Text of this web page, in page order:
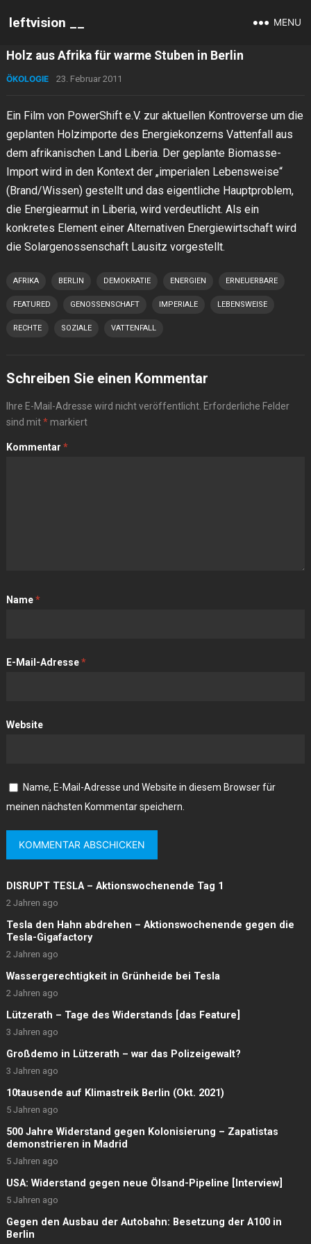
leftvision __ MENU
Holz aus Afrika für warme Stuben in Berlin
ÖKOLOGIE 23. Februar 2011
Ein Film von PowerShift e.V. zur aktuellen Kontroverse um die
geplanten Holzimporte des Energiekonzerns Vattenfall aus
dem afrikanischen Land Liberia. Der geplante Biomasse-
Import wird in den Kontext der „imperialen Lebensweise“
(Brand/Wissen) gestellt und das eigentliche Hauptproblem,
die Energiearmut in Liberia, wird verdeutlicht. Als ein
konkretes Element einer Alternativen Energiewirtschaft wird
die Solargenossenschaft Lausitz vorgestellt.
AFRIKA BERLIN DEMOKRATIE ENERGIEN ERNEUERBARE
FEATURED GENOSSENSCHAFT IMPERIALE LEBENSWEISE
RECHTE SOZIALE VATTENFALL
Schreiben Sie einen Kommentar
Ihre E-Mail-Adresse wird nicht veröffentlicht. Erforderliche Felder
sind mit*markiert
Kommentar *
Name*
E-Mail-Adresse*
Website
Name, E-Mail-Adresse und Website in diesem Browser für
meinen nächsten Kommentar speichern.
DISRUPT TESLA – Aktionswochenende Tag 1
2 Jahren ago
Tesla den Hahn abdrehen – Aktionswochenende gegen die
Tesla-Gigafactory
2 Jahren ago
Wassergerechtigkeit in Grünheide bei Tesla
2 Jahren ago
Lützerath – Tage des Widerstands [das Feature]
3 Jahren ago
Großdemo in Lützerath – war das Polizeigewalt?
3 Jahren ago
10tausende auf Klimastreik Berlin (Okt. 2021)
5 Jahren ago
500 Jahre Widerstand gegen Kolonisierung – Zapatistas
demonstrieren in Madrid
5 Jahren ago
USA: Widerstand gegen neue Ölsand-Pipeline [Interview]
5 Jahren ago
Gegen den Ausbau der Autobahn: Besetzung der A100 in
Berlin